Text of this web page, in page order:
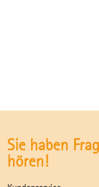
Sie haben
hören!